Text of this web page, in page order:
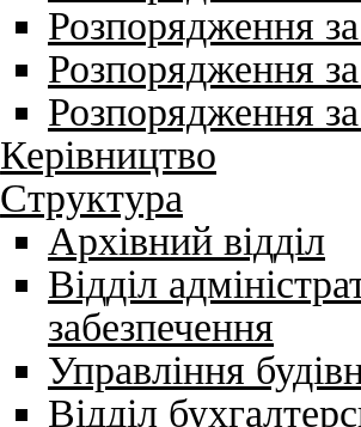
Розпорядження
Розпорядження
Розпорядження
Керівництво
Структура
Архівний відділ
Відділ
забезпечення
Управління
Відділ